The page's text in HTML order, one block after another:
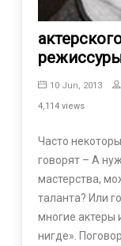
10 Jun, 2013
4,114 views
Часто
говорят – А
мастерства,
таланта? Или
многие актеры
нигде».